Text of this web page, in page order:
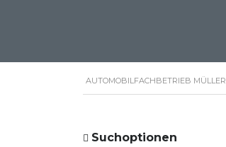
AUTOMOBILFACHBETRIEB MÜLLER
Suchoptionen